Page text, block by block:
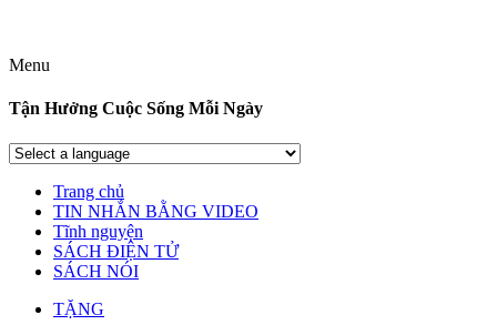
Menu
Tận Hưởng Cuộc Sống Mỗi Ngày
Trang chủ
TIN NHẮN BẰNG VIDEO
Tĩnh nguyện
SÁCH ĐIỆN TỬ
SÁCH NÓI
TẶNG